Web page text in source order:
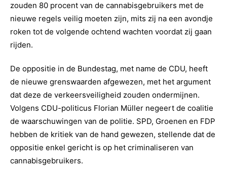
zouden 80 procent van de cannabisgebruikers met de
nieuwe regels veilig moeten zijn, mits zij na een avondje
roken tot de volgende ochtend wachten voordat zij gaan
rijden.
De oppositie in de Bundestag, met name de CDU, heeft
de nieuwe grenswaarden afgewezen, met het argument
dat deze de verkeersveiligheid zouden ondermijnen.
Volgens CDU-politicus Florian Müller negeert de coalitie
de waarschuwingen van de politie. SPD, Groenen en FDP
hebben de kritiek van de hand gewezen, stellende dat de
oppositie enkel gericht is op het criminaliseren van
cannabisgebruikers.